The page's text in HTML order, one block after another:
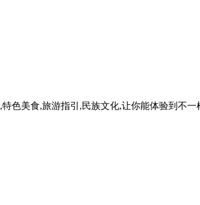
色美食,旅游指引,民族文化,让你能体验到不